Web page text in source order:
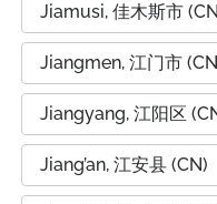
Jiamusi, 佳木斯市
Jiangmen, 江门市
Jiangyang, 江阳区
Jiang’an, 江安县 (CN)